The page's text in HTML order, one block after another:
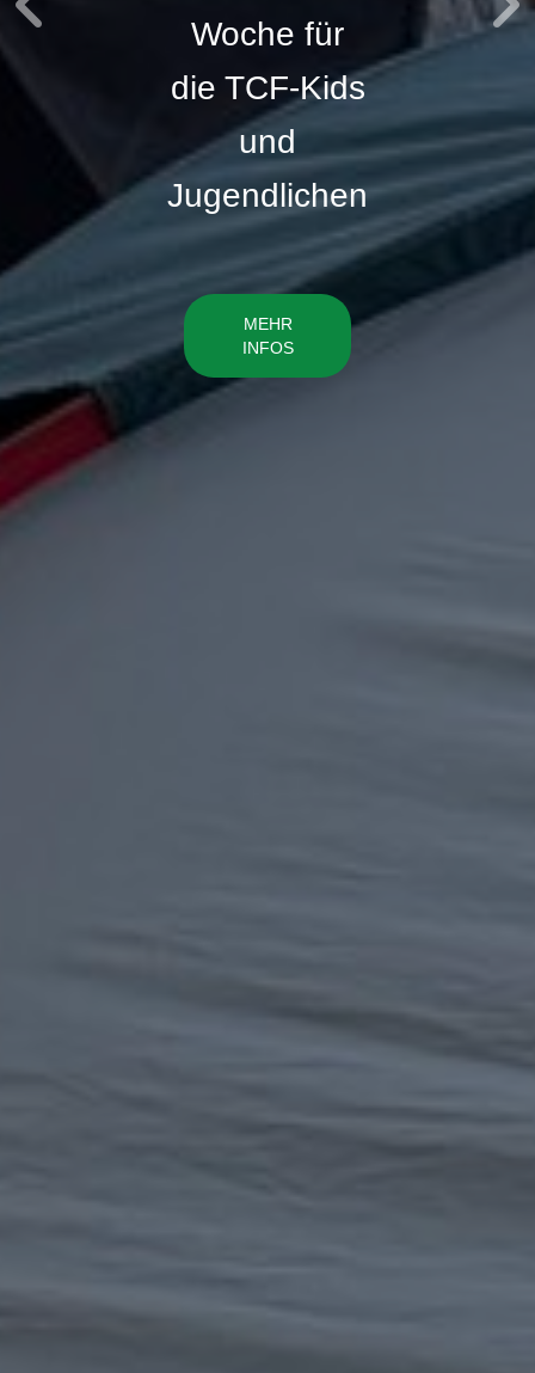
Woche für
die TCF-Kids
und
Jugendlichen
MEHR
INFOS